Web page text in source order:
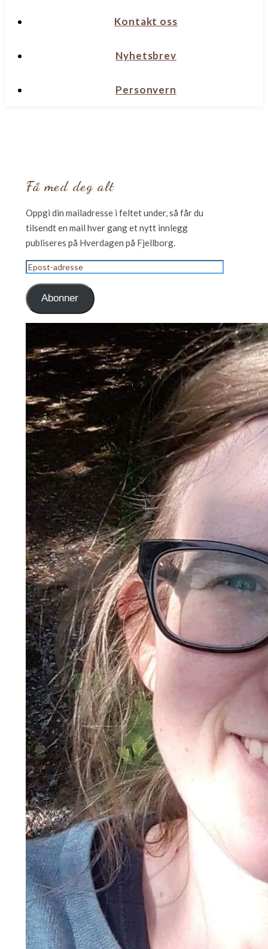
Kontakt oss
Nyhetsbrev
Personvern
Få med deg alt
Oppgi din mailadresse i feltet under, så får du
tilsendt en mail hver gang et nytt innlegg
publiseres på Hverdagen på Fjellborg.
Epost-
adresse
Abonner